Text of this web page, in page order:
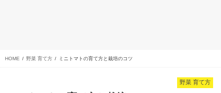
HOME 野菜 育て方 ミニトマトの育て方と栽培のコツ
野菜 育て方